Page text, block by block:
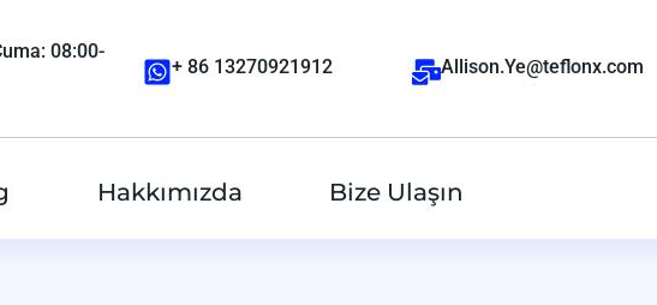
08:00-
+ 86 13270921912 Allison.Ye@teflonx.com
Hakkımızda Bize Ulaşın